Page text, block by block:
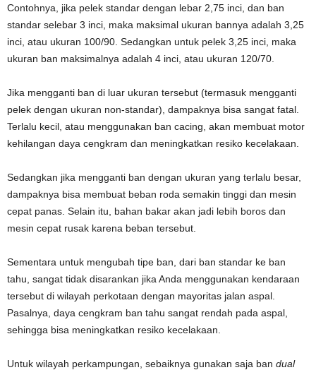
Contohnya, jika pelek standar dengan lebar 2,75 inci, dan ban
standar selebar 3 inci, maka maksimal ukuran bannya adalah 3,25
inci, atau ukuran 100/90. Sedangkan untuk pelek 3,25 inci, maka
ukuran ban maksimalnya adalah 4 inci, atau ukuran 120/70.
Jika mengganti ban di luar ukuran tersebut (termasuk mengganti
pelek dengan ukuran non-standar), dampaknya bisa sangat fatal.
Terlalu kecil, atau menggunakan ban cacing, akan membuat motor
kehilangan daya cengkram dan meningkatkan resiko kecelakaan.
Sedangkan jika mengganti ban dengan ukuran yang terlalu besar,
dampaknya bisa membuat beban roda semakin tinggi dan mesin
cepat panas. Selain itu, bahan bakar akan jadi lebih boros dan
mesin cepat rusak karena beban tersebut.
Sementara untuk mengubah tipe ban, dari ban standar ke ban
tahu, sangat tidak disarankan jika Anda menggunakan kendaraan
tersebut di wilayah perkotaan dengan mayoritas jalan aspal.
Pasalnya, daya cengkram ban tahu sangat rendah pada aspal,
sehingga bisa meningkatkan resiko kecelakaan.
Untuk wilayah perkampungan, sebaiknya gunakan saja ban dual